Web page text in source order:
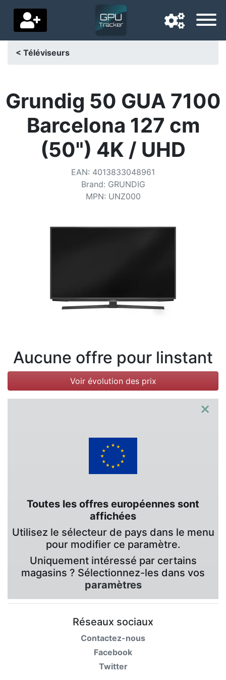
Pays de livraison
Accueil
Baisses de prix
Paramètres
Conditions
< Téléviseurs
Grundig 50 GUA 7100
Barcelona 127 cm
(50") 4K / UHD
EAN: 4013833048961
Brand: GRUNDIG
MPN: UNZ000
Aucune offre pour linstant
Voir évolution des prix
×
Toutes les offres européennes sont
affichées
Utilisez le sélecteur de pays dans le menu
pour modifier ce paramètre.
Uniquement intéressé par certains
magasins ? Sélectionnez-les dans vos
paramètres
Réseaux sociaux
Contactez-nous
Facebook
Twitter